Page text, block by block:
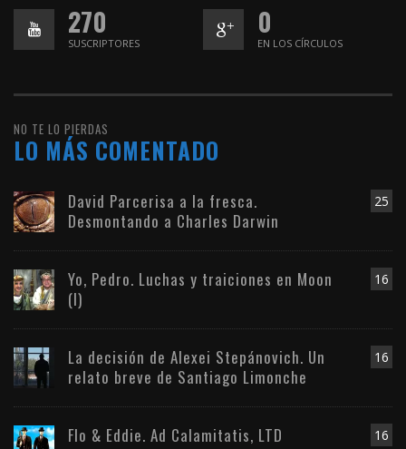
270
SUSCRIPTORES
0
EN LOS CÍRCULOS
NO TE LO PIERDAS
LO MÁS COMENTADO
25
David Parcerisa a la fresca.
Desmontando a Charles Darwin
16
Yo, Pedro. Luchas y traiciones en Moon
(I)
16
La decisión de Alexei Stepánovich. Un
relato breve de Santiago Limonche
16
Flo & Eddie. Ad Calamitatis, LTD